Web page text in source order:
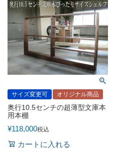
サイズ変更可 オリジナル商品
奥行10.5センチの超薄型文庫本
用本棚
¥118,000税込
カートに入れる